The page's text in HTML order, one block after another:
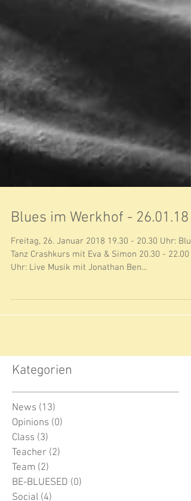
Blues im Werkhof - 26.01.18
Freitag, 26. Januar 2018 19.30 - 20.30 Uhr:
Uhr: Live Musik mit Jonathan Ben...
Kategorien
News (13)
Opinions
(0)
Class (3)
Teacher (2)2 Beiträge